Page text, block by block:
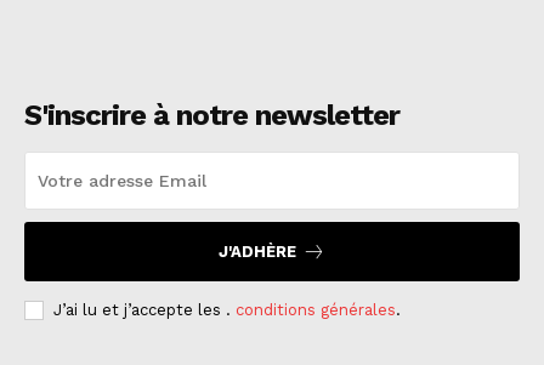
S'inscrire à notre newsletter
J'ADHÈRE
J’ai lu et j’accepte les . conditions générales.